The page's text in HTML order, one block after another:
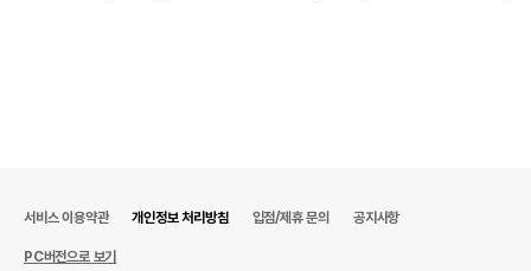
서비스 이용약관 개인정보 처리방침 입점/제휴 문의 공지사항
PC버전으로 보기